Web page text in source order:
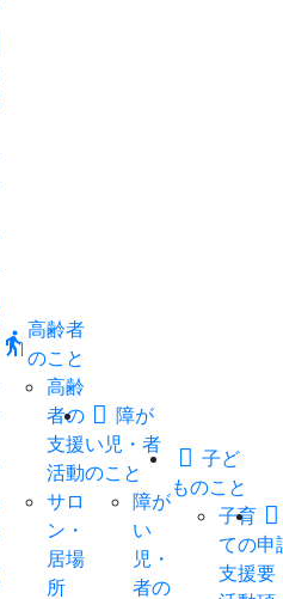
elderly 高齢者
のこと
高齢
者の
支援
活動
サロ
ン・
居場
所
障が
い児・者
のこと
障が
い
児・
者の
子ど
ものこと
子育
ての
支援
申
要